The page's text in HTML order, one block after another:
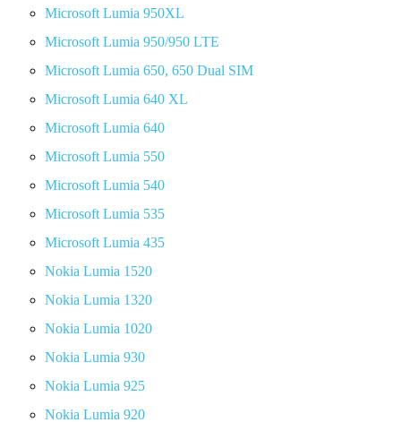
Microsoft Lumia 950XL
Microsoft Lumia 950/950 LTE
Microsoft Lumia 650, 650 Dual SIM
Microsoft Lumia 640 XL
Microsoft Lumia 640
Microsoft Lumia 550
Microsoft Lumia 540
Microsoft Lumia 535
Microsoft Lumia 435
Nokia Lumia 1520
Nokia Lumia 1320
Nokia Lumia 1020
Nokia Lumia 930
Nokia Lumia 925
Nokia Lumia 920